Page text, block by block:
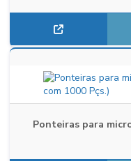
Ponteiras para